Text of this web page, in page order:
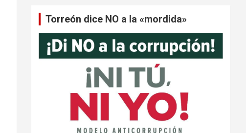
Torreón dice NO a la «mordida»